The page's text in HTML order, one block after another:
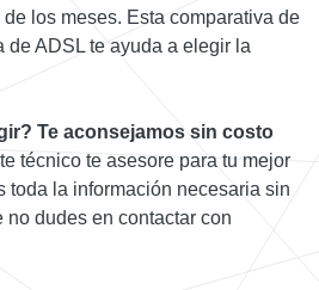
los meses. Esta comparativa de
de ADSL te ayuda a elegir la
Te aconsejamos sin costo
técnico te asesore para tu mejor
toda la información necesaria sin
dudes en contactar con